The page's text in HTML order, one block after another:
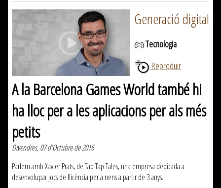
Generació digital
Tecnologia
Reproduir
A la Barcelona Games World també hi
ha lloc per a les aplicacions per als més
petits
Divendres, 07 d'Octubre de 2016
Parlem amb Xavier Prats, de Tap Tap Tales, una empresa dedicada a
desenvolupar jocs de llicència per a nens a partir de 3 anys.